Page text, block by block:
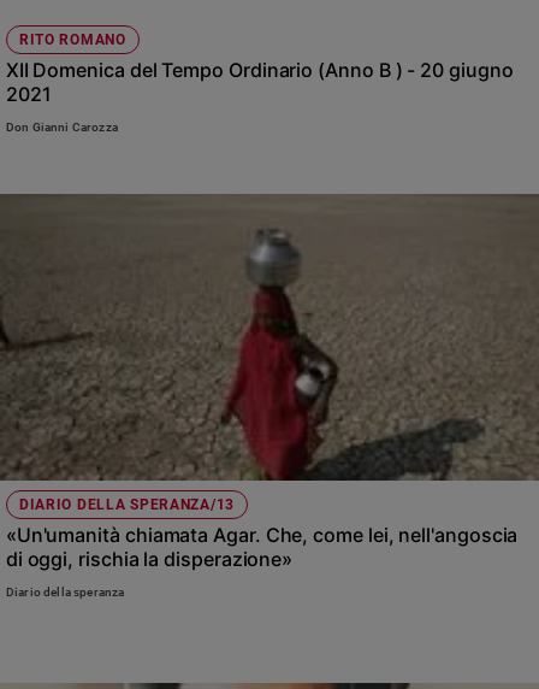
RITO ROMANO
XII Domenica del Tempo Ordinario (Anno B ) - 20 giugno
2021
Don Gianni Carozza
DIARIO DELLA SPERANZA/13
«Un'umanità chiamata Agar. Che, come lei, nell'angoscia
di oggi, rischia la disperazione»
Diario della speranza